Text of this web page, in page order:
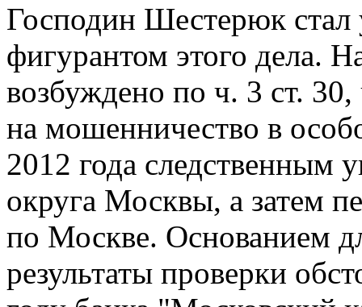
Господин Шестерюк стал
фигурантом этого дела.
возбуждено по ч. 3 ст.
на мошенничество в
2012 года
округа Москвы, а затем
по Москве. Основанием
результаты проверки